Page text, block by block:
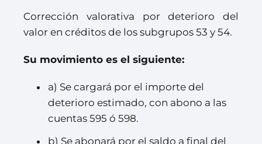
Corrección valorativa por deterioro del
valor en créditos de los subgrupos 53 y 54.
Su movimiento es el siguiente:
a) Se cargará por el importe del
deterioro estimado, con abono a las
cuentas 595 ó 598.
b) Se abonará por el saldo a final del